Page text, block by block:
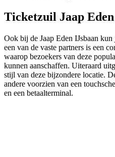
Ticketzuil Jaap
Ook bij de Jaap Eden IJsbaan
een van de vaste partners is een
waarop bezoekers van deze
kunnen aanschaffen. Uiteraard
stijl van deze bijzondere locatie.
andere voorzien van een
en een betaalterminal.